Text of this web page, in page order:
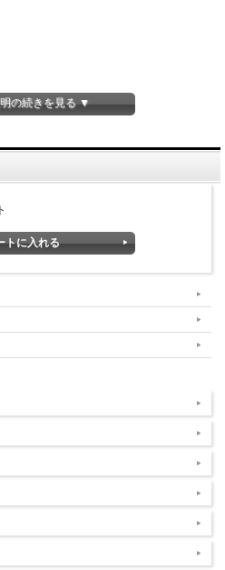
使いいただけます。
挽いた手作りで、絵付もこだわりが詰まっ
のでお気軽にお問い合わせください。
の続きを見る ▼